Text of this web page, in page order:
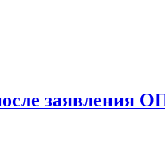
заявления